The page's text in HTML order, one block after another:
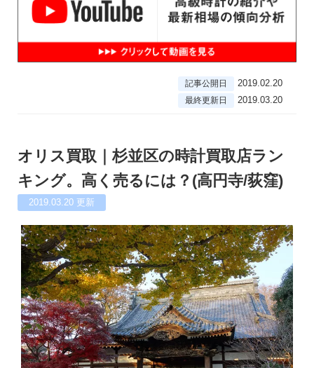
記事公開日 2019.02.20
最終更新日 2019.03.20
オリス買取｜杉並区の時計買取店ラン
キング。高く売るには？(高円寺/荻窪)
2019.03.20 更新